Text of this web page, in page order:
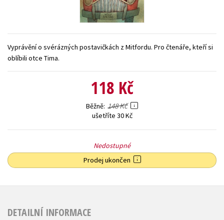
Zahraniční literatura
Všechny tituly
Vyprávění o svérázných postavičkách z Mitfordu. Pro čtenáře, kteří si
oblíbili otce Tima.
118 Kč
Běžně 148 Kč
ušetříte 30 Kč
Nedostupné
Prodej ukončen
DETAILNÍ INFORMACE